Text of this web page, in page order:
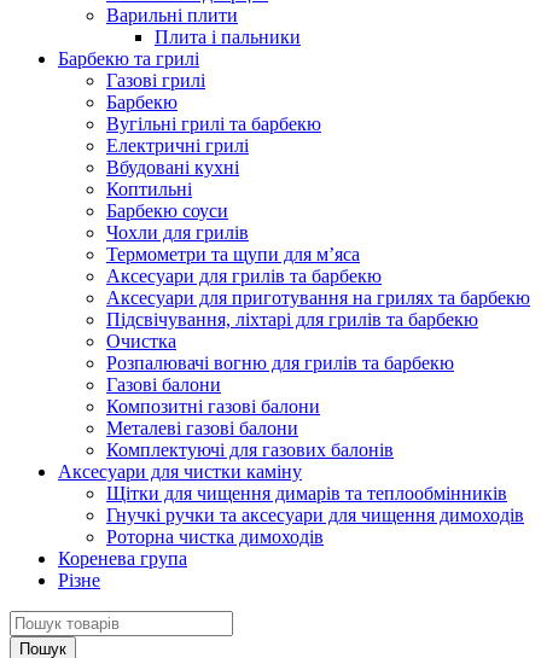
Варильні плити
Плита і пальники
Барбекю та грилі
Газові грилі
Барбекю
Вугільні грилі та барбекю
Електричні грилі
Вбудовані кухні
Коптильні
Барбекю соуси
Чохли для грилів
Термометри та щупи для м’яса
Аксесуари для грилів та барбекю
Аксесуари для приготування на грилях та барбекю
Підсвічування, ліхтарі для грилів та барбекю
Очистка
Розпалювачі вогню для грилів та барбекю
Газові балони
Композитні газові балони
Металеві газові балони
Комплектуючі для газових балонів
Аксесуари для чистки каміну
Щітки для чищення димарів та теплообмінників
Гнучкі ручки та аксесуари для чищення димоходів
Роторна чистка димоходів
Коренева група
Різне